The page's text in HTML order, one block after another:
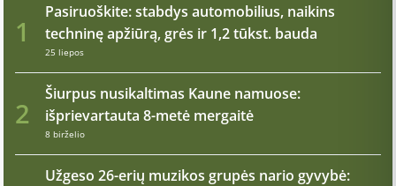
1
Pasiruoškite: stabdys automobilius, naikins
techninę apžiūrą, grės ir 1,2 tūkst. bauda
25 liepos
2
Šiurpus nusikaltimas Kaune namuose:
išprievartauta 8-metė mergaitė
8 birželio
Užgeso 26-erių muzikos grupės nario gyvybė: